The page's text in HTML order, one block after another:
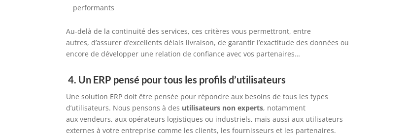
performants
Au-delà de la continuité des services, cescritères vous permettront, entre
autres, d’assurer d’excellents délais livraison, de garantir l’exactitude des données ou
encore dedévelopper une relation de confiance avec vos partenaires…
4. Un ERP pensé pour tous les profils d’utilisateurs
Une solution ERP doit être pensée pour répondre aux besoins de tous les types
d’utilisateurs. Nous pensonsà des utilisateurs non experts, notamment
aux vendeurs,aux opérateurs logistiquesou industriels, mais aussiaux utilisateurs
externes à votre entreprise comme les clients, les fournisseurs et les partenaires.